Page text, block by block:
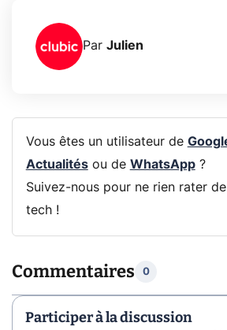
Par Julien
Vous êtes un utilisateur de
Actualitésou de WhatsApp?
Suivez-nous pour ne rien rater
tech !
Commentaires 0
Participer à la discussion